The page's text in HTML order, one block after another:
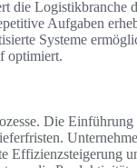
Logistikbranche
Aufgaben
Systeme
optimiert.
Die
Effizienzsteigerung